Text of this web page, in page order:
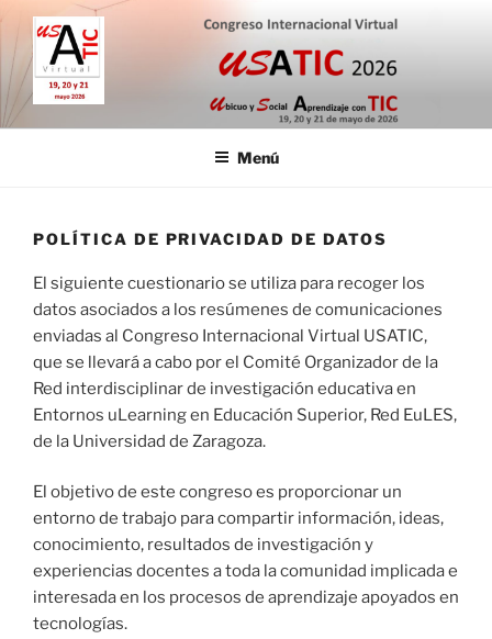
Saltar
contenido
CONGRESO INTERNACIONAL
VIRTUAL USATIC
Menú
POLÍTICA DE PRIVACIDAD DE DATOS
El siguiente cuestionario se utiliza para recoger los
datos asociados a los resúmenes de comunicaciones
enviadas al Congreso Internacional Virtual USATIC,
que se llevará a cabo por el Comité Organizador de la
Red interdisciplinar de investigación educativa en
Entornos uLearning en Educación Superior, Red EuLES,
de la Universidad de Zaragoza.
El objetivo de este congreso es proporcionar un
entorno de trabajo para compartir información, ideas,
conocimiento, resultados de investigación y
experiencias docentes a toda la comunidad implicada e
interesada en los procesos de aprendizaje apoyados en
tecnologías.